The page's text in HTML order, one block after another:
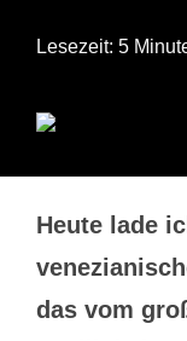
Lesezeit: 5
Heute lade
das vom